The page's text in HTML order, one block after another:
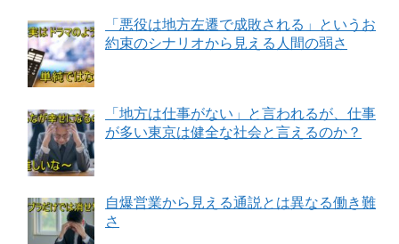
「悪役は地方左遷で成敗される」というお
約束のシナリオから見える人間の弱さ
「地方は仕事がない」と言われるが、仕事
が多い東京は健全な社会と言えるのか？
自爆営業から見える通説とは異なる働き難
さ